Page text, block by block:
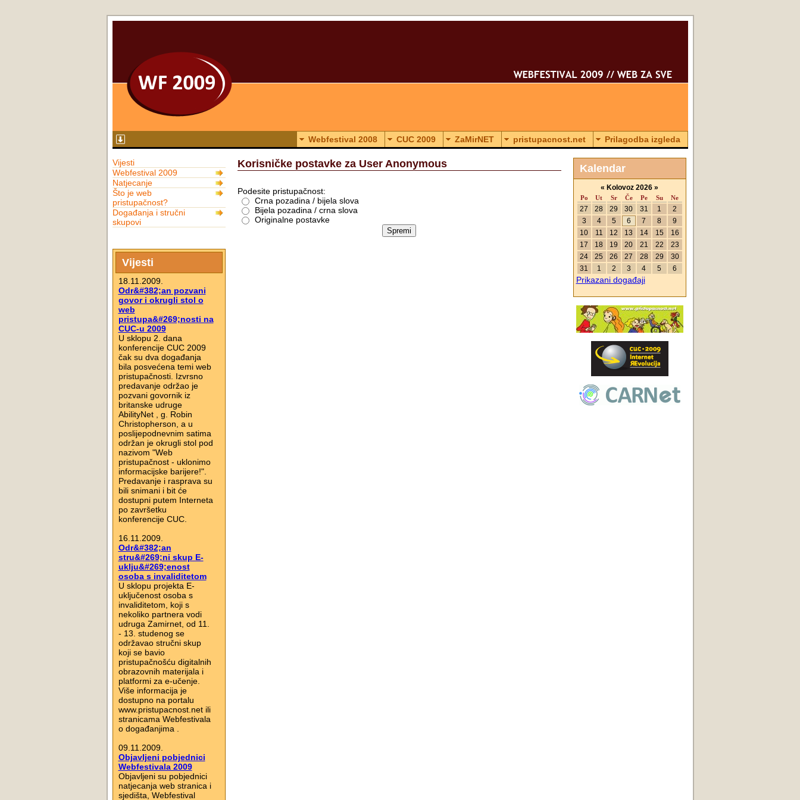
Webfestival 2008 CUC 2009 ZaMirNET pristupacnost.net Prilagodba izgleda
Vijesti
Webfestival 2009
Natjecanje
Što je web
pristupačnost?
Događanja i stručni
skupovi
Vijesti
18.11.2009.
Odr&#382;an pozvani
govor i okrugli stol o
web
pristupa&#269;nosti na
CUC-u 2009
U sklopu 2. dana
konferencije CUC 2009
čak su dva događanja
bila posvećena temi web
pristupačnosti. Izvrsno
predavanje održao je
pozvani govornik iz
britanske udruge
AbilityNet , g. Robin
Christopherson, a u
poslijepodnevnim satima
održan je okrugli stol pod
nazivom "Web
pristupačnost - uklonimo
informacijske barijere!".
Predavanje i rasprava su
bili snimani i bit će
dostupni putem Interneta
po završetku
konferencije CUC.
16.11.2009.
Odr&#382;an
stru&#269;ni skup E-
uklju&#269;enost
osoba s invaliditetom
U sklopu projekta E-
uključenost osoba s
invaliditetom, koji s
nekoliko partnera vodi
udruga Zamirnet, od 11.
- 13. studenog se
održavao stručni skup
koji se bavio
pristupačnošću digitalnih
obrazovnih materijala i
platformi za e-učenje.
Više informacija je
dostupno na portalu
www.pristupacnost.net ili
stranicama Webfestivala
o događanjima .
09.11.2009.
Objavljeni pobjednici
Webfestivala 2009
Objavljeni su pobjednici
natjecanja web stranica i
sjedišta, Webfestival
Korisničke postavke za User Anonymous
Podesite pristupačnost:
Crna pozadina / bijela slova
Bijela pozadina / crna slova
Originalne postavke
Kalendar
« Kolovoz 2026 »
Po Ut Sr Če Pe Su Ne
27 28 29 30 31 1
2
3
4 5 6 7 8
9
10
11 12 13 14 15
16
17
18 19 20 21 22
23
24
25 26 27 28 29
30
31
1 2 3 4 5 6
Prikazani događaji